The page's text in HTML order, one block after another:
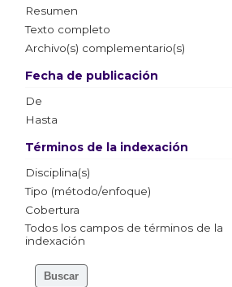
Resumen
Texto completo
Archivo(s) complementario(s)
Fecha de publicación
De
Hasta
Términos de la indexación
Disciplina(s)
Tipo (método/enfoque)
Cobertura
Todos los campos de términos de la
indexación